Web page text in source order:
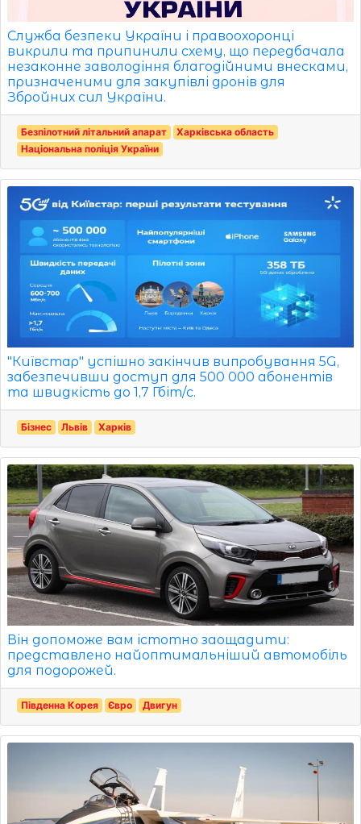
Служба безпеки України і правоохоронці
викрили та припинили схему, що передбачала
незаконне заволодіння благодійними внесками,
призначеними для закупівлі дронів для
Збройних сил України.
Безпілотний літальний апарат
Харківська область
Національна поліція України
"Київстар" успішно закінчив випробування 5G,
забезпечивши доступ для 500 000 абонентів
та швидкість до 1,7 Гбіт/с.
Бізнес Львів Харків
Він допоможе вам істотно заощадити:
представлено найоптимальніший автомобіль
для подорожей.
Південна Корея Євро Двигун